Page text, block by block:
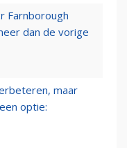
Farnborough
dan de vorige
maar
optie: